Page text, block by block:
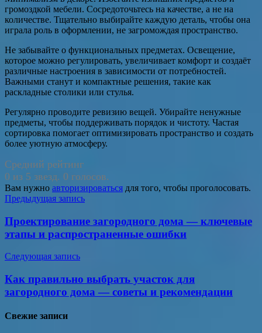
громоздкой мебели. Сосредоточьтесь на качестве, а не на
количестве. Тщательно выбирайте каждую деталь, чтобы она
играла роль в оформлении, не загромождая пространство.
Не забывайте о функциональных предметах. Освещение,
которое можно регулировать, увеличивает комфорт и создаёт
различные настроения в зависимости от потребностей.
Важными станут и компактные решения, такие как
раскладные столики или стулья.
Регулярно проводите ревизию вещей. Убирайте ненужные
предметы, чтобы поддерживать порядок и чистоту. Частая
сортировка помогает оптимизировать пространство и создать
более уютную атмосферу.
Средний рейтинг
0 из 5 звезд. 0 голосов.
Вам нужно авторизироваться для того, чтобы проголосовать.
Навигация
по
записям
Предыдущая запись
Проектирование загородного дома — ключевые
этапы и распространенные ошибки
Следующая запись
Как правильно выбрать участок для
загородного дома — советы и рекомендации
Свежие записи